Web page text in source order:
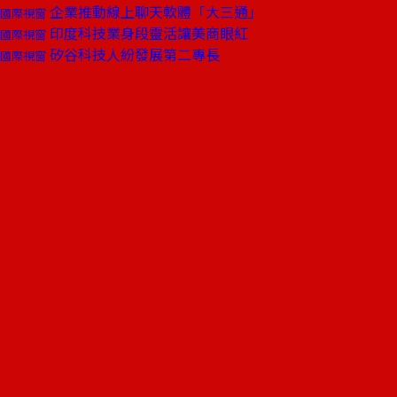
國際視窗 企業推動線上聊天軟體「大三通」
國際視窗 印度科技業身段靈活讓美商眼紅
國際視窗 矽谷科技人紛發展第二專長